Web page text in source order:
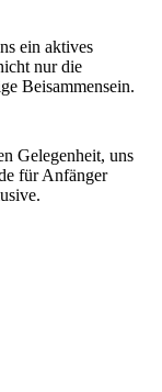
ein aktives
nur die
Beisammensein.
Gelegenheit, uns
für Anfänger